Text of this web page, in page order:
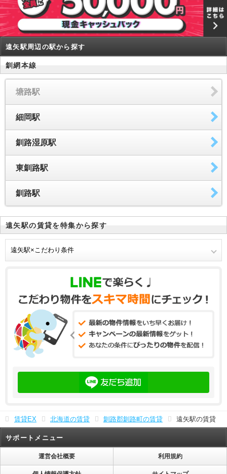
遠矢駅周辺の駅から探す
釧網本線
塘路駅
細岡駅
釧路湿原駅
東釧路駅
釧路駅
遠矢駅の賃貸を特集から探す
遠矢駅×こだわり条件
賃貸EX 北海道の賃貸 釧路郡釧路町の賃貸 遠矢駅の賃貸
サポートメニュー
運営会社概要 利用規約